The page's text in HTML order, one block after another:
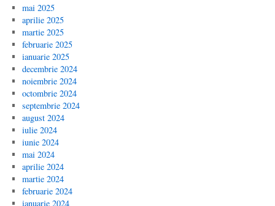
mai 2025
aprilie 2025
martie 2025
februarie 2025
ianuarie 2025
decembrie 2024
noiembrie 2024
octombrie 2024
septembrie 2024
august 2024
iulie 2024
iunie 2024
mai 2024
aprilie 2024
martie 2024
februarie 2024
ianuarie 2024